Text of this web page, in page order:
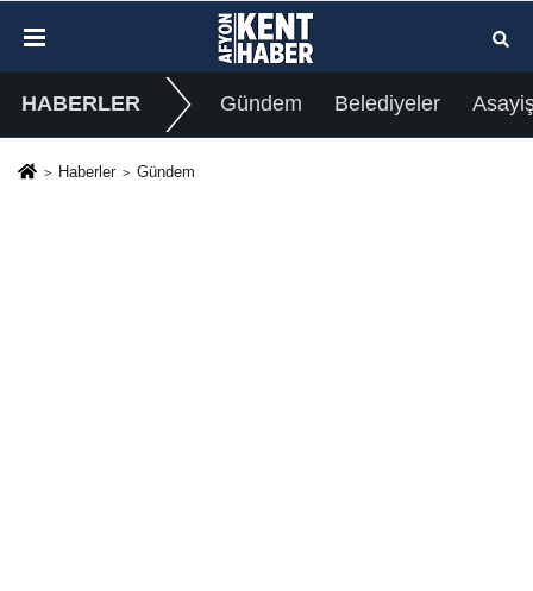
HABERLER Gündem Belediyeler
Haberler Gündem